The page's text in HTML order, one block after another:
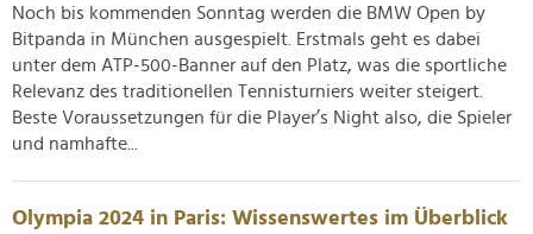
Noch bis kommenden Sonntag werden die BMW Open by
Bitpanda in München ausgespielt. Erstmals geht es dabei
unter dem ATP-500-Banner auf den Platz, was die sportliche
Relevanz des traditionellen Tennisturniers weiter steigert.
Beste Voraussetzungen für die Player’s Night also, die Spieler
und namhafte...
Olympia 2024 in Paris: Wissenswertes im Überblick